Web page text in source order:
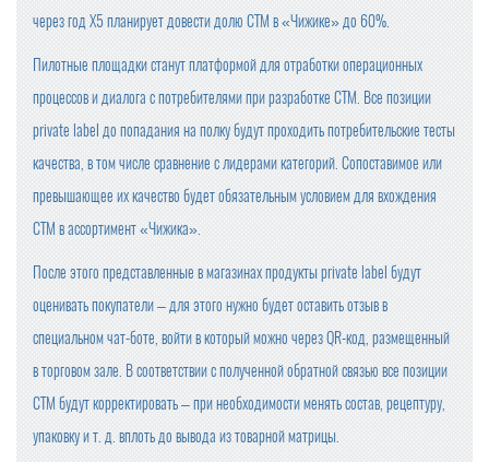
через год X5 планирует довести долю СТМ в «Чижике» до 60%.
Пилотные площадки станут платформой для отработки операционных
процессов и диалога с потребителями при разработке СТМ. Все позиции
private label до попадания на полку будут проходить потребительские тесты
качества, в том числе сравнение с лидерами категорий. Сопоставимое или
превышающее их качество будет обязательным условием для вхождения
СТМ в ассортимент «Чижика».
После этого представленные в магазинах продукты private label будут
оценивать покупатели – для этого нужно будет оставить отзыв в
специальном чат-боте, войти в который можно через QR-код, размещенный
в торговом зале. В соответствии с полученной обратной связью все позиции
СТМ будут корректировать – при необходимости менять состав, рецептуру,
упаковку и т. д. вплоть до вывода из товарной матрицы.